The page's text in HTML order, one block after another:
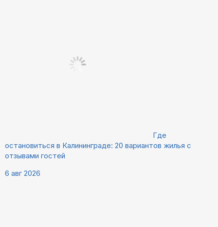
Где
остановиться в Калининграде: 20 вариантов жилья с
отзывами гостей
6 авг 2026